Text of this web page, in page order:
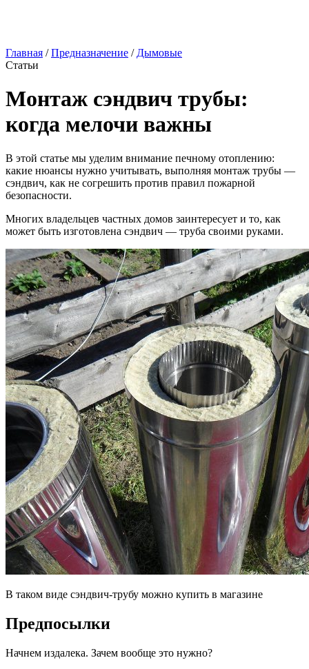
Главная /Предназначение / Дымовые
Статьи
Монтаж сэндвич трубы:
когда мелочи важны
В этой статье мы уделим внимание печному отоплению:
какие нюансы нужно учитывать, выполняя монтаж трубы —
сэндвич, как не согрешить против правил пожарной
безопасности.
Многих владельцев частных домов заинтересует и то, как
может быть изготовлена сэндвич — труба своими руками.
В таком виде сэндвич-трубу можно купить в магазине
Предпосылки
Начнем издалека. Зачем вообще это нужно?